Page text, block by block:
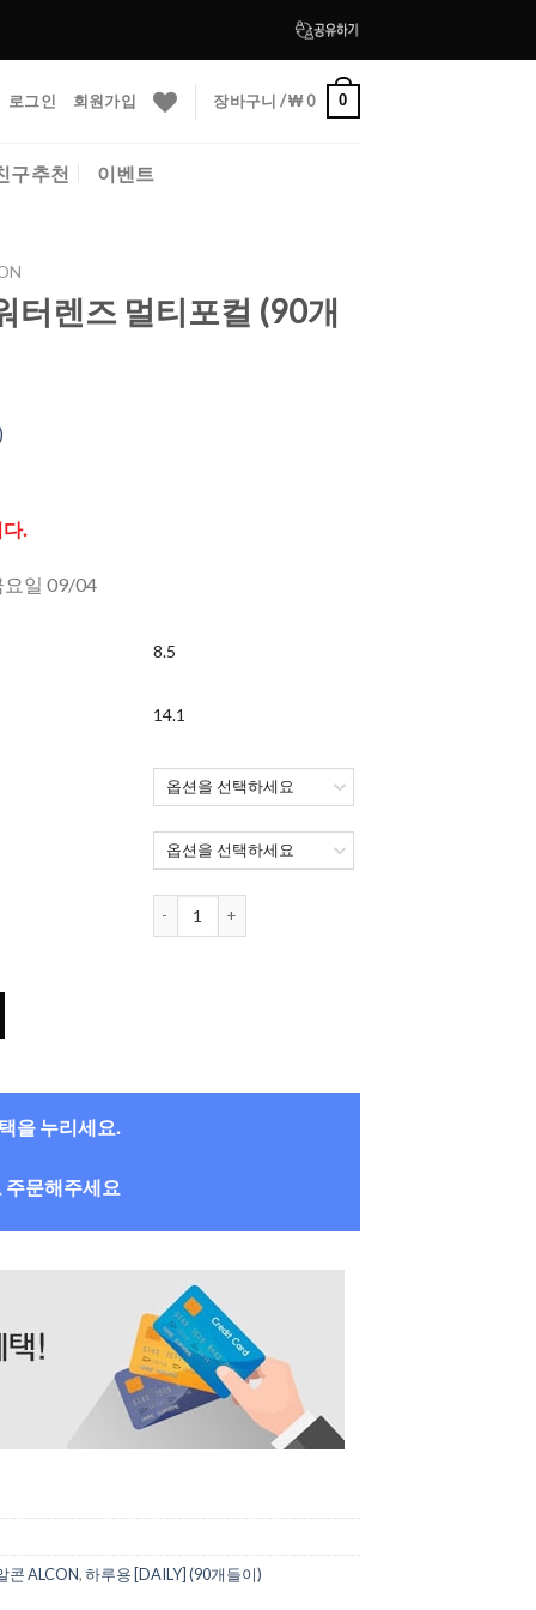
로그인 회원가입 장바구니 /₩0 0
구추천 이벤트
터렌즈 멀티포컬 (90개
.
요일 09/04
개들이) 수량
8.5
14.1
데일리스 토탈원 워터렌즈 멀티포컬 (90개들이) 수량
을 누리세요.
문해주세요
콘 ALCON,하루용 [DAILY] (90개들이)